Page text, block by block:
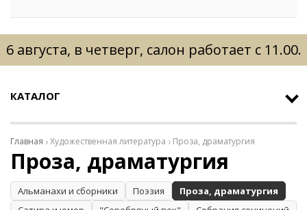
6 августа, в четверг, салон работает с 11.00.
КАТАЛОГ
Главная Художественная литература Проза, драматургия
Проза, драматургия
Альманахи и сборники Поэзия
Проза, драматургия